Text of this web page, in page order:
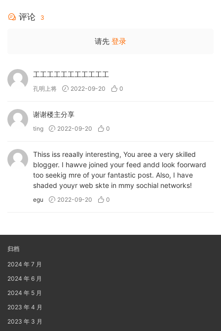
评论 3
请先 登录
工工工工工工工工工工工
孔明上将 2022-09-20 0
谢谢楼主分享
ting 2022-09-20 0
Thiss iss reaally interesting, You aree a very skilled
blogger. I hawve joined your feed andd look foorward
too seekig mre of your fantastic post. Also, I have
shaded youyr web skte in mmy sochial networks!
egu 2022-09-20 0
归档
2024 年 7 月
2024 年 6 月
2024 年 5 月
2023 年 4 月
2023 年 3 月